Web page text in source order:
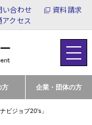
い合わせ
資料請求
アクセス
方 企業・団体の方
ビジョブ20's」